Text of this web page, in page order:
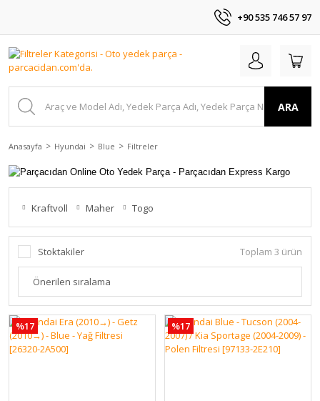
+90 535 746 57 97
ARA
Anasayfa Hyundai Blue Filtreler
Kraftvoll Maher Togo
Stoktakiler Toplam 3 ürün
%17 %17